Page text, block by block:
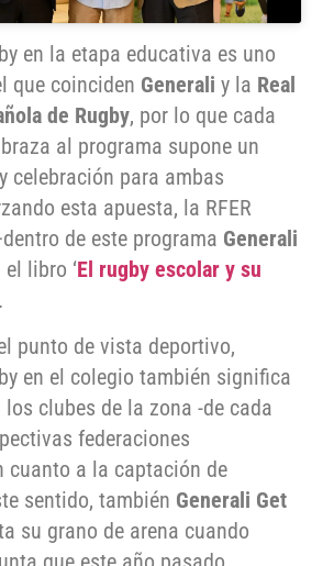
en la etapa educativa es uno
que coinciden Generali y la Real
de Rugby, por lo que cada
al programa supone un
celebración para ambas
esta apuesta, la RFER
de este programa Generali
el libro ‘El rugby escolar y su
punto de vista deportivo,
en el colegio también significa
clubes de la zona -de cada
federaciones
cuanto a la captación de
sentido, también Generali Get
su grano de arena cuando